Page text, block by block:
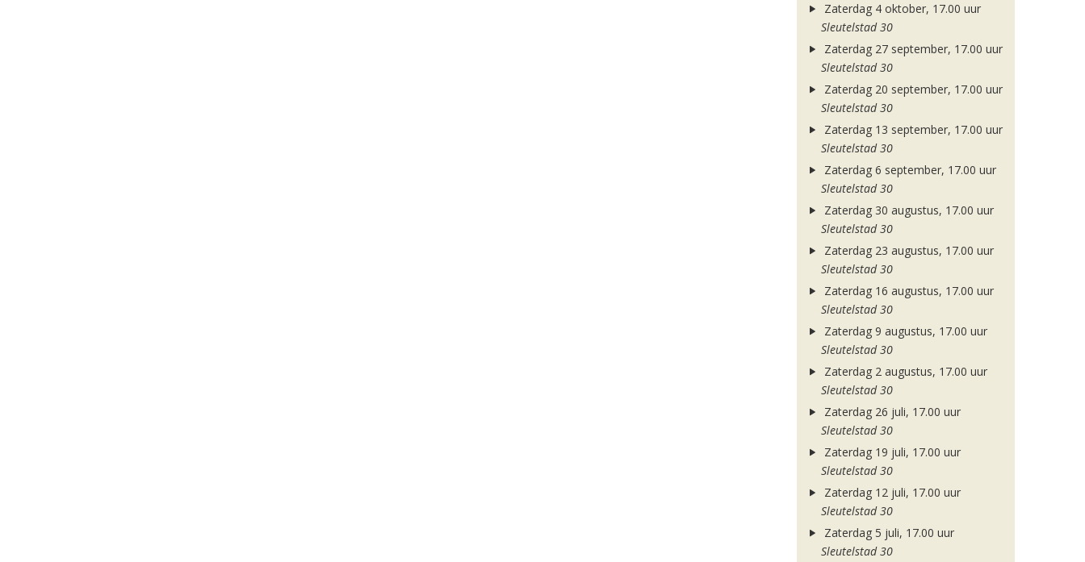
Zaterdag 4 oktober, 17.00 uur
Sleutelstad 30
Zaterdag 27 september, 17.00 uur
Sleutelstad 30
Zaterdag 20 september, 17.00 uur
Sleutelstad 30
Zaterdag 13 september, 17.00 uur
Sleutelstad 30
Zaterdag 6 september, 17.00 uur
Sleutelstad 30
Zaterdag 30 augustus, 17.00 uur
Sleutelstad 30
Zaterdag 23 augustus, 17.00 uur
Sleutelstad 30
Zaterdag 16 augustus, 17.00 uur
Sleutelstad 30
Zaterdag 9 augustus, 17.00 uur
Sleutelstad 30
Zaterdag 2 augustus, 17.00 uur
Sleutelstad 30
Zaterdag 26 juli, 17.00 uur
Sleutelstad 30
Zaterdag 19 juli, 17.00 uur
Sleutelstad 30
Zaterdag 12 juli, 17.00 uur
Sleutelstad 30
Zaterdag 5 juli, 17.00 uur
Sleutelstad 30